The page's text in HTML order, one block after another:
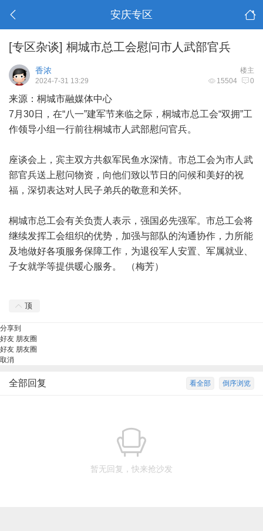
安庆专区
[专区杂谈] 桐城市总工会慰问市人武部官兵
楼主
香浓
15504 0
2024-7-31 13:29
来源：桐城市融媒体中心
7月30日，在“八一”建军节来临之际，桐城市总工会“双拥”工
作领导小组一行前往桐城市人武部慰问官兵。
座谈会上，宾主双方共叙军民鱼水深情。市总工会为市人武
部官兵送上慰问物资，向他们致以节日的问候和美好的祝
福，深切表达对人民子弟兵的敬意和关怀。
桐城市总工会有关负责人表示，强国必先强军。市总工会将
继续发挥工会组织的优势，加强与部队的沟通协作，力所能
及地做好各项服务保障工作，为退役军人安置、军属就业、
子女就学等提供暖心服务。 （梅芳）
顶
分享到
好友 朋友圈
好友 朋友圈
取消
倒序浏览
看全部
全部回复
暂无回复，快来抢沙发